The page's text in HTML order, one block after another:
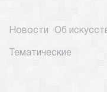
Новости Об
Тематические